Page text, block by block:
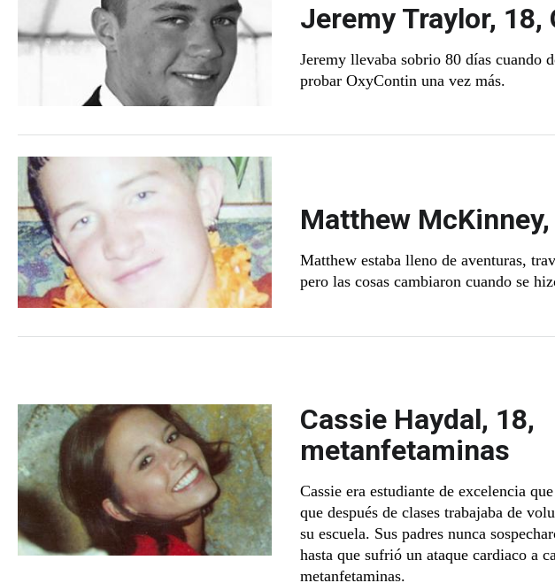
Jeremy Traylor, 18,
Jeremy llevaba sobrio 80 días cuando
probar OxyContin una vez más.
Matthew
Matthew estaba lleno de aventuras,
pero las cosas cambiaron cuando se
Cassie Haydal, 18,
metanfetaminas
Cassie era estudiante de excelencia
que después de clases trabajaba de
su escuela. Sus padres nunca
hasta que sufrió un ataque cardiaco a
metanfetaminas.